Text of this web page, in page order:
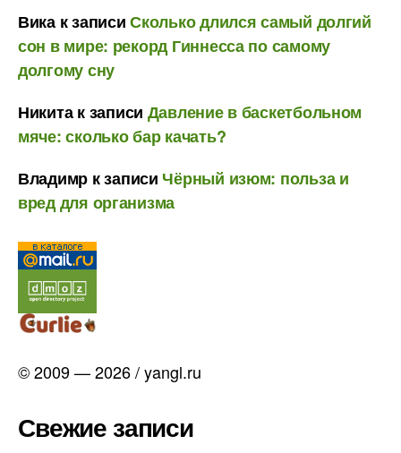
Викак записиСколько длился самый долгий
сон в мире: рекорд Гиннесса по самому
долгому сну
Никитак записи Давление в баскетбольном
мяче: сколько бар качать?
Владимр к записи Чёрный изюм: польза и
вред для организма
© 2009 — 2026 / yangl.ru
Свежие записи